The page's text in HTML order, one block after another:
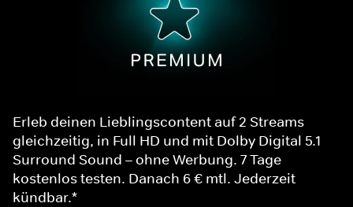
Erleb deinen Lieblingscontent auf 2 Streams
gleichzeitig, in Full HD und mit Dolby Digital 5.1
Surround Sound – ohne Werbung. 7 Tage
kostenlos testen. Danach 6 € mtl. Jederzeit
kündbar.*